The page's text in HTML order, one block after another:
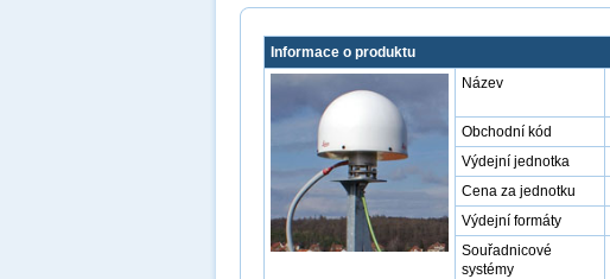
Informace o produktu
Název
Obchodní kód
Výdejní jednotka
Cena za jednotku
Výdejní formáty
Souřadnicové
systémy